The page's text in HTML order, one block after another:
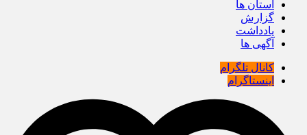
استان ها
گزارش
یادداشت
آگهی ها
کانال تلگرام
اینستاگرام